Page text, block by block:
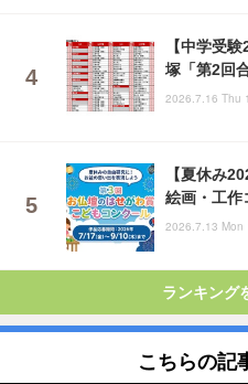
【中学受
塚「第2回
2026.7.16 Thu
【夏休み
絵画・工作
2026.7.13 Mon
ランキング
こちらの記